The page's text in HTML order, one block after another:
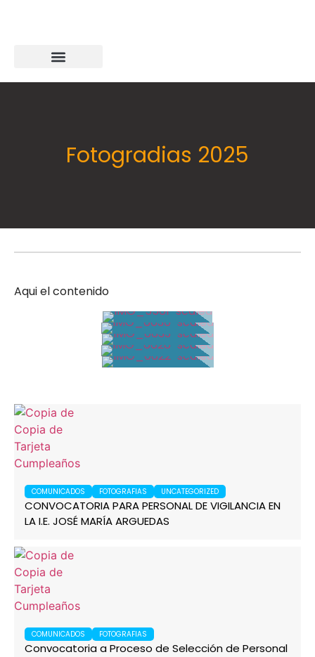
Fotogradias 2025
Aqui el contenido
COMUNICADOS FOTOGRAFIAS UNCATEGORIZED
CONVOCATORIA PARA PERSONAL DE VIGILANCIA EN
LA I.E. JOSÉ MARÍA ARGUEDAS
COMUNICADOS FOTOGRAFIAS
Convocatoria a Proceso de Selección de Personal